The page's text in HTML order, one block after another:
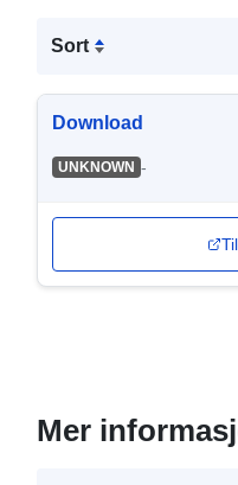
Sort
Download
UNKNOWN -
Mer